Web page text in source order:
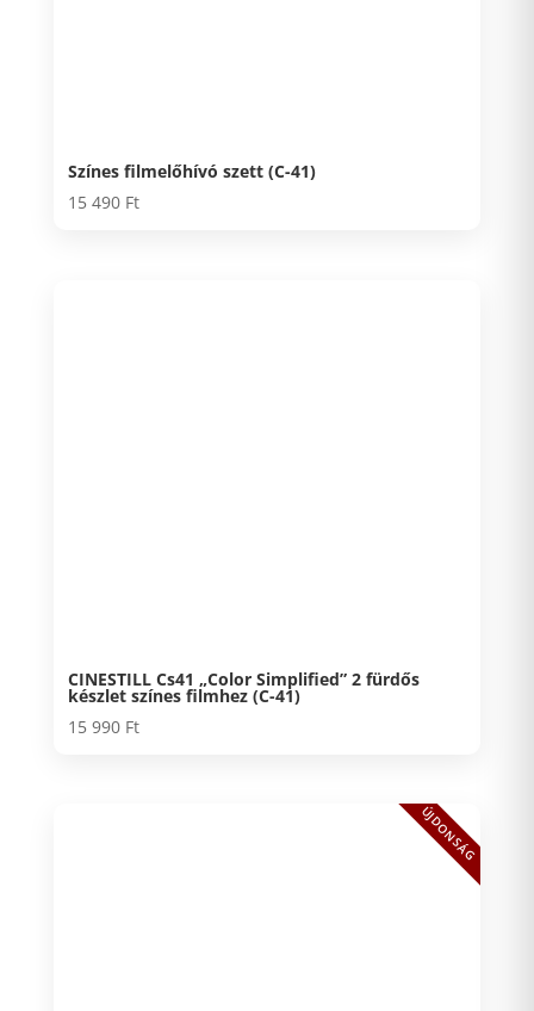
Színes filmelőhívó szett (C-41)
15 490 Ft
CINESTILL Cs41 „Color Simplified” 2 fürdős
készlet színes filmhez (C-41)
15 990 Ft
ÚJDONSÁG